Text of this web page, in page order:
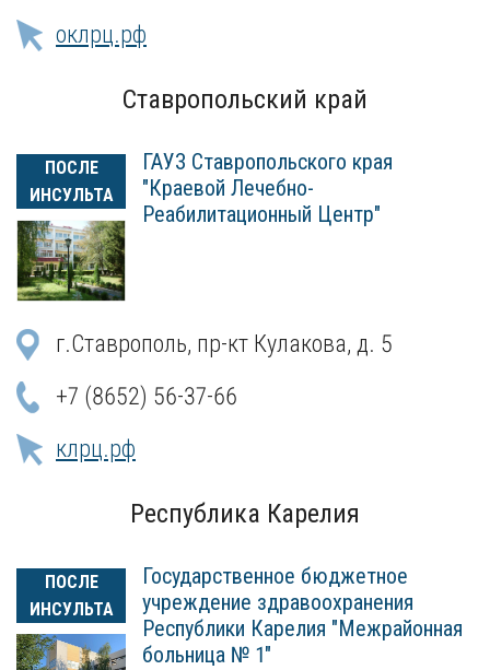
оклрц.рф
Ставропольский край
ПОСЛЕ
ИНСУЛЬТА
ГАУЗ Ставропольского края
"Краевой Лечебно-
Реабилитационный Центр"
г.Ставрополь, пр-кт Кулакова, д. 5
+7 (8652) 56-37-66
клрц.рф
Республика Карелия
ПОСЛЕ
ИНСУЛЬТА
Государственное бюджетное
учреждение здравоохранения
Республики Карелия "Межрайонная
больница № 1"